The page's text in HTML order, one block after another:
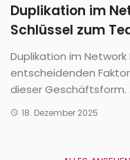
Duplikation im
Schlüssel zum
Duplikation im
entscheidenden
dieser Geschäftsform.
18. Dezember 2025